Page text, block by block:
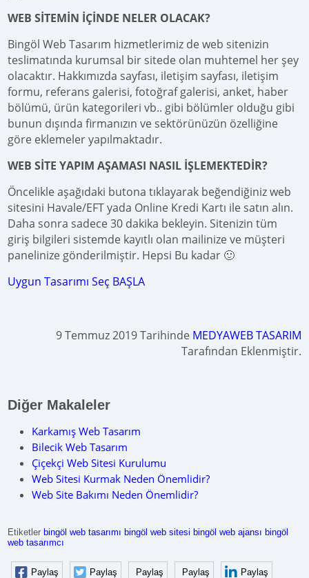
WEB SİTEMİN İÇİNDE NELER OLACAK?
Bingöl Web Tasarım hizmetlerimiz de web sitenizin
teslimatında kurumsal bir sitede olan muhtemel her şey
olacaktır. Hakkımızda sayfası, iletişim sayfası, iletişim
formu, referans galerisi, fotoğraf galerisi, anket, haber
bölümü, ürün kategorileri vb.. gibi bölümler olduğu gibi
bunun dışında firmanızın ve sektörünüzün özelliğine
göre eklemeler yapılmaktadır.
WEB SİTE YAPIM AŞAMASI NASIL İŞLEMEKTEDİR?
Öncelikle aşağıdaki butona tıklayarak beğendiğiniz web
sitesini Havale/EFT yada Online Kredi Kartı ile satın alın.
Daha sonra sadece 30 dakika bekleyin. Sitenizin tüm
giriş bilgileri sistemde kayıtlı olan mailinize ve müşteri
panelinize gönderilmiştir. Hepsi Bu kadar 🙂
Uygun Tasarımı Seç BAŞLA
9 Temmuz 2019 Tarihinde MEDYAWEB TASARIM
Tarafından Eklenmiştir.
Diğer Makaleler
Karkamış Web Tasarım
Bilecik Web Tasarım
Çiçekçi Web Sitesi Kurulumu
Web Sitesi Kurmak Neden Önemlidir?
Web Site Bakımı Neden Önemlidir?
Etiketler bingöl web tasarımı bingöl web sitesi bingöl web ajansı bingöl
web tasarımcı
Paylaş Paylaş Paylaş Paylaş Paylaş